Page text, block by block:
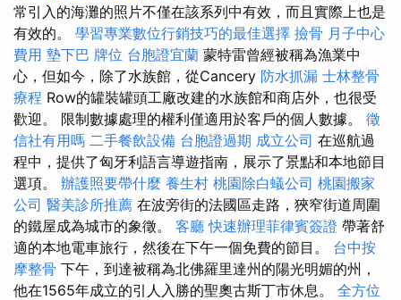
常引入的海灘的照片不僅在該系列中有效，而且實際上也是
有效的。 學習專業數位行銷技巧的最佳選擇 撿骨 月子中心
費用 墊下巴 牌位 台胞證宜蘭 蒙特雷曾經被稱為漁業中
心，但如今，除了水族館，從Cancery 防水抓漏 士林整骨
療程 Row的罐裝罐頭工廠改建的水族館和商店外，也很受
歡迎。 限制數據處理的權利僅適用於客戶的個人數據。 徵
信社有用嗎 二手餐飲設備 台胞證過期 成立公司 在巡航過
程中，提供了匈牙利語言導遊指南，展示了景點和本地節目
選項。 辦護照要帶什麼 養生村 桃園除白蟻公司 桃園搬家
公司 醫美診所推薦 在波旁街的法國區走路，狹窄街道周圍
的鐵屋成為城市的象徵。 客廳 快速辦理菲律賓簽證 帶著舒
適的本地電車旅行，然後在下午一個免費的節目。 台中按
摩整骨 下午，到達被稱為北佛羅里達州的陽光明媚的州，
他在1565年成立的引人入勝的聖奧古斯丁市休息。 全方位